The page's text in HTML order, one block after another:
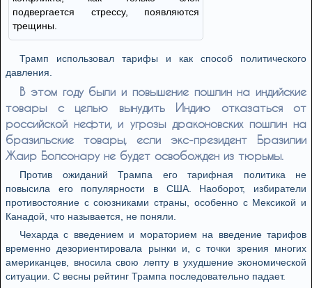
подвергается стрессу, появляются
трещины.
Трамп использовал тарифы и как способ политического
давления.
В этом году были и повышение пошлин на индийские
товары с целью вынудить Индию отказаться от
российской нефти, и угрозы драконовских пошлин на
бразильские товары, если экс-президент Бразилии
Жаир Болсонару не будет освобожден из тюрьмы.
Против ожиданий Трампа его тарифная политика не
повысила его популярности в США. Наоборот, избиратели
противостояние с союзниками страны, особенно с Мексикой и
Канадой, что называется, не поняли.
Чехарда с введением и мораторием на введение тарифов
временно дезориентировала рынки и, с точки зрения многих
американцев, вносила свою лепту в ухудшение экономической
ситуации. С весны рейтинг Трампа последовательно падает.